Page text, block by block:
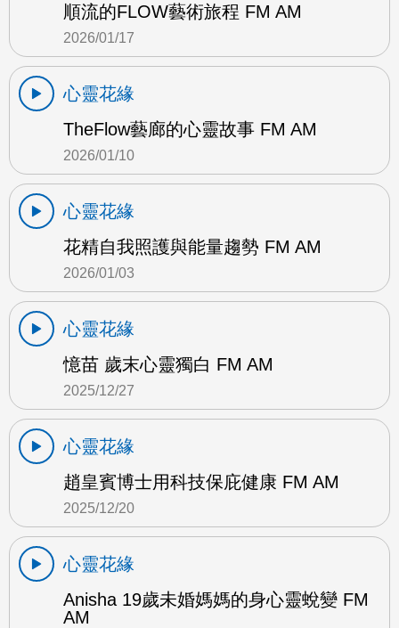
順流的FLOW藝術旅程 FM AM
2026/01/17
心靈花緣
TheFlow藝廊的心靈故事 FM AM
2026/01/10
心靈花緣
花精自我照護與能量趨勢 FM AM
2026/01/03
心靈花緣
憶苗 歲末心靈獨白 FM AM
2025/12/27
心靈花緣
趙皇賓博士用科技保庇健康 FM AM
2025/12/20
心靈花緣
Anisha 19歲未婚媽媽的身心靈蛻變 FM
AM